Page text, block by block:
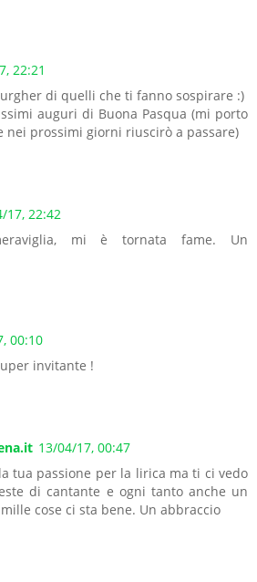
22:21
di quelli che ti fanno sospirare :)
auguri di Buona Pasqua (mi porto
nei prossimi giorni riuscirò a passare)
17, 22:42
mi è tornata fame. Un
00:10
invitante !
13/04/17, 00:47
tua passione per la lirica ma ti ci vedo
di cantante e ogni tanto anche un
cose ci sta bene. Un abbraccio